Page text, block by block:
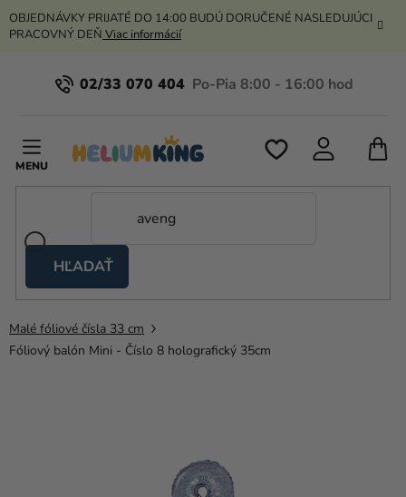
Prejsť
na
OBJEDNÁVKY PRIJATÉ DO 14:00 BUDÚ DORUČENÉ NASLEDUJÚCI
PRACOVNÝ DEŇ Viac informácií
02/33 070 404
HĽADAŤ
stany
Kanekalon
Malé fóliové čísla 33 cm
Fóliový balón Mini - Číslo 8 holografický 35cm